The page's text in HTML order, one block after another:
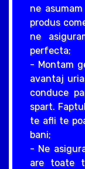
ne
produs
ne
perfecta;
- Montam
avantaj
conduce
spart.
te afli te
bani;
- Ne
are toate